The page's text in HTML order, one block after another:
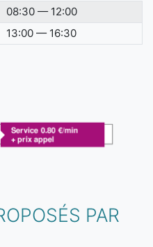
08:30 — 12:00
13:00 — 16:30
PAR